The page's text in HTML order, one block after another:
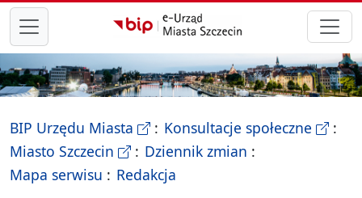
przejdź do głównego menu
BIP Urzędu Miasta - Biletyn Informacji Publicznej
Konsultacje społeczne-
Miasto Szczecin - Oficjalna strona Miasta Szczecin
Dziennik zmian
Mapa serwisu - drzewko rozdziałów
Redakcja